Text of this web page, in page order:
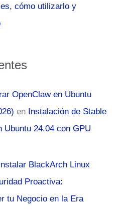
cómo utilizarlo y
OpenClaw en Ubuntu
en Instalación de Stable
Ubuntu 24.04 con GPU
BlackArch Linux
Proactiva:
tu Negocio en la Era